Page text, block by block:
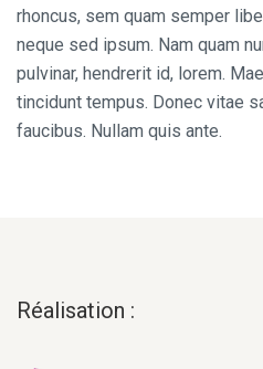
rhoncus, sem quam semper
neque sed ipsum. Nam quam
pulvinar, hendrerit id, lorem.
tincidunt tempus. Donec vitae
faucibus. Nullam quis ante.
Réalisation :